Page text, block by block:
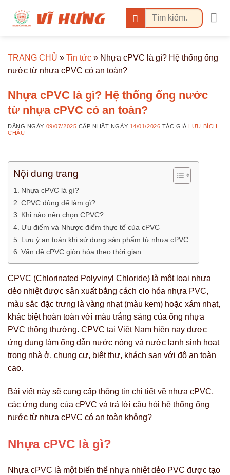
Tìm
kiếm:
TRANG CHỦ » Tin tức » Nhựa cPVC là gì? Hệ thống ống
nước từ nhựa cPVC có an toàn?
Nhựa cPVC là gì? Hệ thống ống nước
từ nhựa cPVC có an toàn?
ĐĂNG NGÀY 09/07/2025 CẬP NHẬT NGÀY 14/01/2026 TÁC GIẢ LƯU BÍCH
CHÂU
Nội dung trang
Nhựa cPVC là gì?
CPVC dùng để làm gì?
Khi nào nên chọn CPVC?
Ưu điểm và Nhược điểm thực tế của cPVC
Lưu ý an toàn khi sử dụng sản phẩm từ nhựa cPVC
Vấn đề cPVC giòn hóa theo thời gian
CPVC (Chlorinated Polyvinyl Chloride) là một loại nhựa
dẻo nhiệt được sản xuất bằng cách clo hóa nhựa PVC,
màu sắc đặc trưng là vàng nhạt (màu kem) hoặc xám nhạt,
khác biệt hoàn toàn với màu trắng sáng của ống nhựa
PVC thông thường. CPVC tại Việt Nam hiện nay được
ứng dụng làm ống dẫn nước nóng và nước lạnh sinh hoạt
trong nhà ở, chung cư, biệt thự, khách sạn với độ an toàn
cao.
Bài viết này sẽ cung cấp thông tin chi tiết về nhựa cPVC,
các ứng dụng của cPVC và trả lời câu hỏi hệ thống ống
nước từ nhựa cPVC có an toàn không?
Nhựa cPVC là gì?
Nhựa cPVC là một biến thể nhựa nhiệt dẻo PVC được tạo